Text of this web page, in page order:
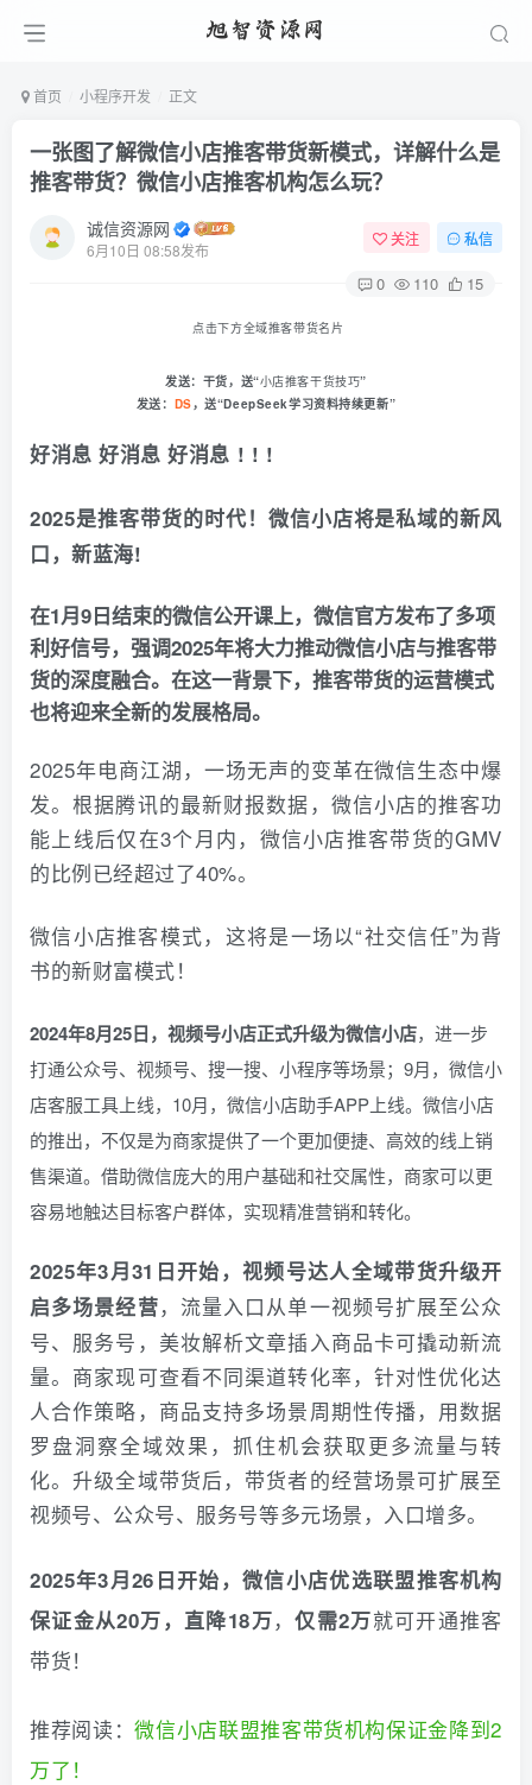
首页 小程序开发 正文
一张图了解微信小店推客带货新模式，详解什么是
推客带货？微信小店推客机构怎么玩？
诚信资源网
6月10日 08:58发布
关注 私信
0 110 15
点击下方全域推客带货名片
发送： 干货，送“小店推客干货技巧”
发送： DS，送“DeepSeek学习资料持续更新”
好消息 好消息 好消息 ! ! !
2025是推客带货的时代！微信小店将是私域的新风
口，新蓝海!
在1月9日结束的微信公开课上，微信官方发布了多项
利好信号，强调2025年将大力推动微信小店与推客带
货的深度融合。在这一背景下，推客带货的运营模式
也将迎来全新的发展格局。
2025年电商江湖，一场无声的变革在微信生态中爆
发。根据腾讯的最新财报数据，微信小店的推客功
能上线后仅在3个月内，微信小店推客带货的GMV
的比例已经超过了40%。
微信小店推客模式，这将是一场以“社交信任”为背
书的新财富模式！
2024年8月25日，视频号小店正式升级为微信小店，进一步
打通公众号、视频号、搜一搜、小程序等场景；9月，微信小
店客服工具上线，10月，微信小店助手APP上线。微信小店
的推出，不仅是为商家提供了一个更加便捷、高效的线上销
售渠道。借助微信庞大的用户基础和社交属性，商家可以更
容易地触达目标客户群体，实现精准营销和转化。
2025年3月31日开始，视频号达人全域带货升级开
启多场景经营，流量入口从单一视频号扩展至公众
号、服务号，美妆解析文章插入商品卡可撬动新流
量。商家现可查看不同渠道转化率，针对性优化达
人合作策略，商品支持多场景周期性传播，用数据
罗盘洞察全域效果，抓住机会获取更多流量与转
化。升级全域带货后，带货者的经营场景可扩展至
视频号、公众号、服务号等多元场景，入口增多。
2025年3月26日开始，微信小店优选联盟推客机构
保证金从20万 ， 直降18万，仅需2万就可开通推客
带货！
推荐阅读：微信小店联盟推客带货机构保证金降到2
万了！